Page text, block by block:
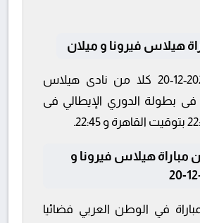
هيلاس فيرونا و ميلان
يلتقى اليوم 2024-12-20 كلا من نادى هيلاس
فى بطولة الدوري الإيطالي فى
هيلاس فيرونا و
في الوطن العربي فضائيا